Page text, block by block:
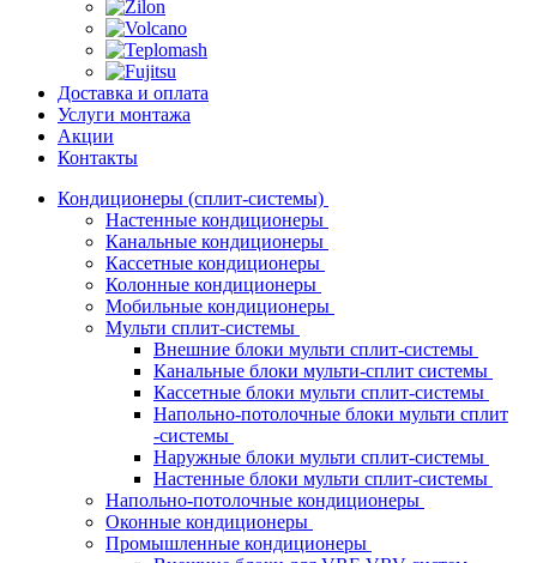
Доставка и оплата
Услуги монтажа
Акции
Контакты
Кондиционеры (сплит-системы)
Настенные кондиционеры
Канальные кондиционеры
Кассетные кондиционеры
Колонные кондиционеры
Мобильные кондиционеры
Мульти сплит-системы
Внешние блоки мульти сплит-системы
Канальные блоки мульти-сплит системы
Кассетные блоки мульти сплит-системы
Напольно-потолочные блоки мульти сплит
-системы
Наружные блоки мульти сплит-системы
Настенные блоки мульти сплит-системы
Напольно-потолочные кондиционеры
Оконные кондиционеры
Промышленные кондиционеры